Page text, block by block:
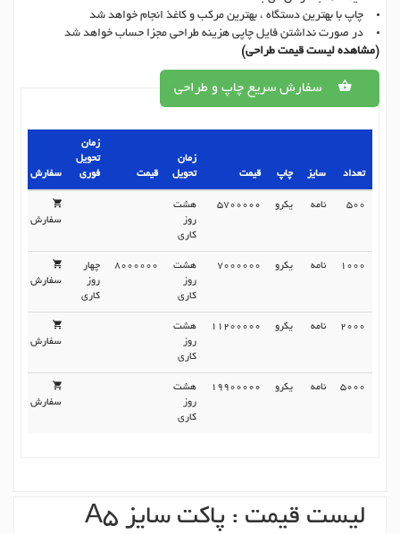
چاپ با بهترین دستگاه ، بهترین مرکب و کاغذ انجام خواهد شد
در صورت نداشتن فایل چاپی هزینه طراحی مجزا حساب خواهد شد
(مشاهده لیست قیمت طراحی)
سفارش سریع چاپ و طراحی
تعداد سایز چاپ قیمت
زمان
تحویل
قیمت
زمان
تحویل
فوری
سفارش
500 نامه یکرو 5700000
هشت
روز
کاری
سفارش
1000 نامه یکرو 7000000
هشت
روز
کاری
8000000
چهار
روز
کاری
سفارش
2000 نامه یکرو 11200000
هشت
روز
کاری
سفارش
5000 نامه یکرو 19900000
هشت
روز
کاری
سفارش
لیست قیمت : پاکت سایز A5